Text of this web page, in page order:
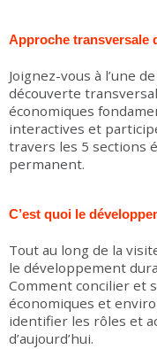
Approche transversale
Joignez-vous à l’une
découverte
économiques
interactives et
travers les 5 sections
permanent.
C’est quoi le
Tout au long de la
le développement
Comment concilier et
économiques et
identifier les rôles et
d’aujourd’hui.